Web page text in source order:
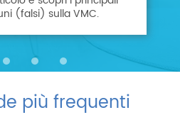
(falsi) sulla VMC.
più frequenti